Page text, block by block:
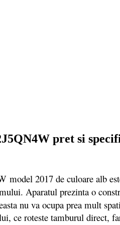
pret si
2017 de culoare alb
Aparatul prezinta o
nu va ocupa prea mult
ce roteste tamburul direct,